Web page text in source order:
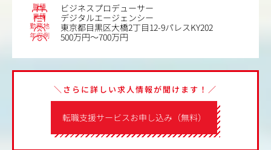
職種 ビジネスプロデューサー
業種 デジタルエージェンシー
勤務地 東京都目黒区大橋2丁目12-9パレスKY202
年収例 500万円～700万円
転職支援サービスお申し込み（無料）
＼さらに詳しい求人情報が聞けます！／